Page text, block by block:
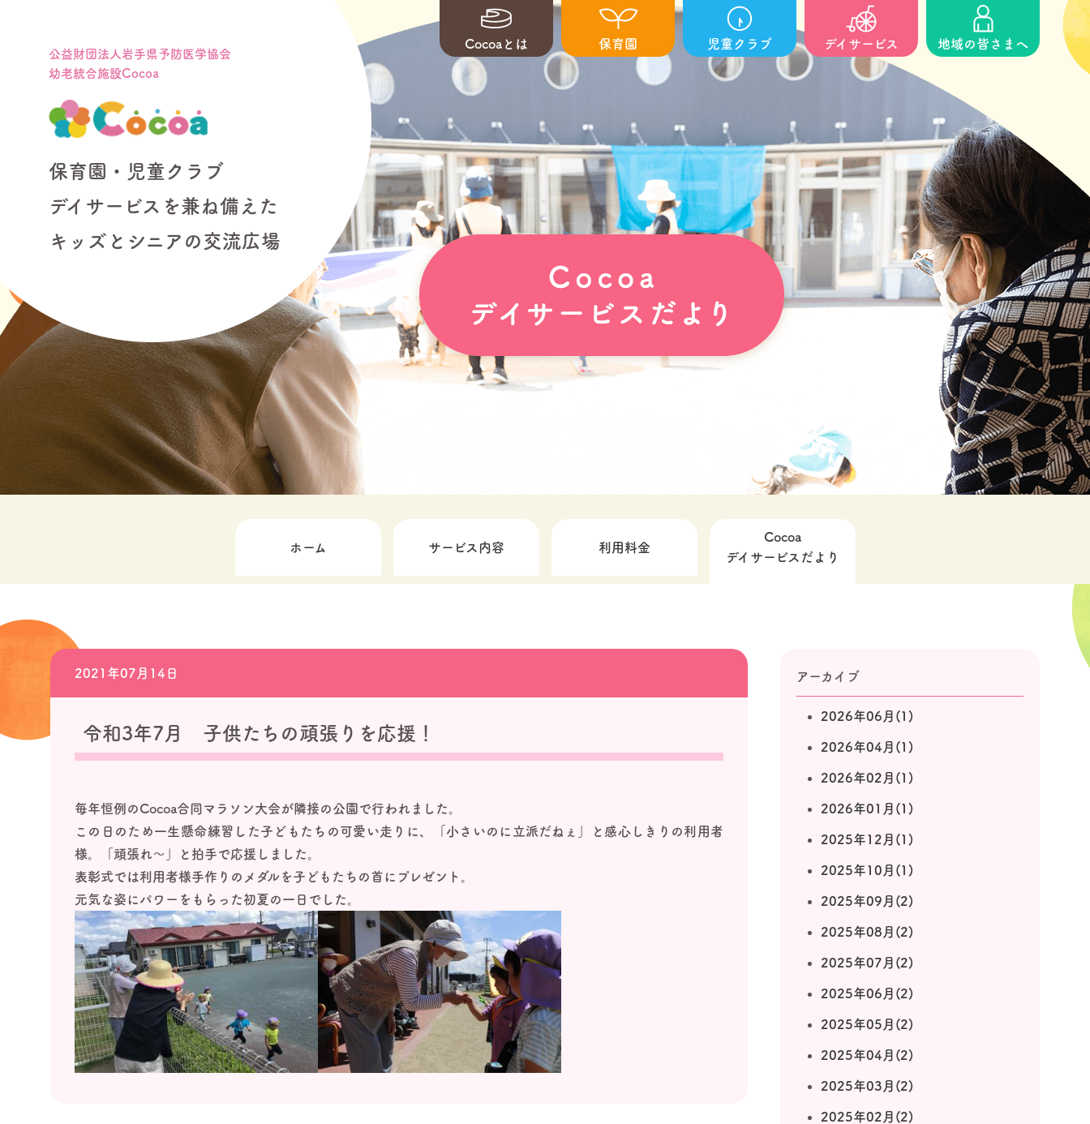
公益財団法人岩手県予防医学協会
幼老統合施設Cocoa
保育園・児童クラブ
デイサービスを兼ね備えた
キッズとシニアの交流広場
Cocoaとは 保育園 児童クラブ デイサービス 地域の皆さまへ
ホーム サービス内容 利用料金
Cocoa
デイサービスだより
2021年07月14日
令和3年7月 子供たちの頑張りを応援！
毎年恒例のCocoa合同マラソン大会が隣接の公園で行われました。
この日のため一生懸命練習した子どもたちの可愛い走りに、「小さいのに立派だねぇ」と感心しきりの利用者
様。「頑張れ～」と拍手で応援しました。
表彰式では利用者様手作りのメダルを子どもたちの首にプレゼント。
元気な姿にパワーをもらった初夏の一日でした。
アーカイブ
2026年06月(1)
2026年04月(1)
2026年02月(1)
2026年01月(1)
2025年12月(1)
2025年10月(1)
2025年09月(2)
2025年08月(2)
2025年07月(2)
2025年06月(2)
2025年05月(2)
2025年04月(2)
2025年03月(2)
2025年02月(2)